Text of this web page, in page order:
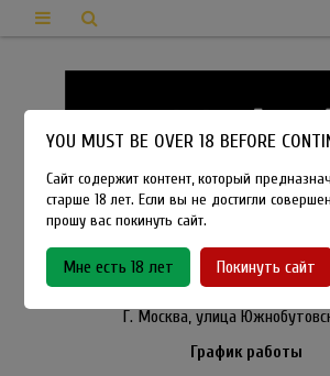
8-915-450-21-92
Розничный магазин Method
Г. Москва, улица
График работы
YOU MUST BE OVER 18 BEFORE
Сайт содержит контент, который
старше 18 лет. Если вы не достигли
прошу вас покинуть сайт.
Мне есть 18 лет Покинуть сайт